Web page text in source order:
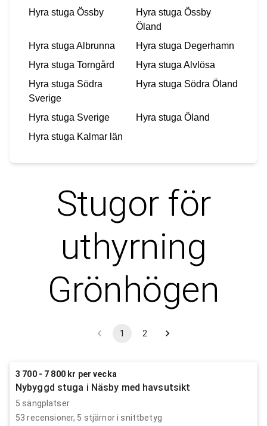
Hyra stuga Össby Hyra stuga Össby
Öland
Hyra stuga Albrunna Hyra stuga Degerhamn
Hyra stuga Torngård Hyra stuga Alvlösa
Hyra stuga Södra
Sverige
Hyra stuga Södra Öland
Hyra stuga Sverige Hyra stuga Öland
Hyra stuga Kalmar län
Stugor för
uthyrning
Grönhögen
1 2
3 700 - 7 800 kr per vecka
Nybyggd stuga i Näsby med havsutsikt
5 sängplatser
53 recensioner, 5 stjärnor i snittbetyg